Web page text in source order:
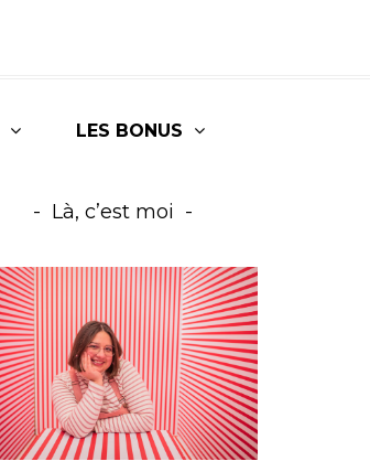
LES BONUS
Là, c’est moi